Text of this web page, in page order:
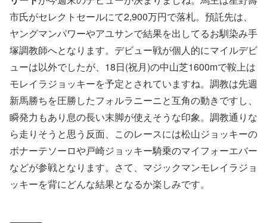
市氏がセレクトセールにて2,900万円で落札。預託先は、
ヤングマンパワーやアユサンで結果を出してるお馴染み手
塚調教師へとなります。デビュー戦が個人的にマイルデビ
ューは以外でしたが、18日(祝月)の中山芝1600mで鞍上は
モレイラジョッキーを予定とされていますね。調教は先週
新馬勝ちを圧勝したフォルラニーニと互角の動きですし、
瞬発力もあり息の長い末脚が使えそうな印象。調教通りな
ら走りそうと思う反面、このレースには松山ジョッキーの
ボナーテソーロや戸崎ジョッキー騎乗のマイフォーエバー
などが参戦となります。さて、マジックマンモレイラジョ
ッキーを背にどんな結果となるか楽しみです。